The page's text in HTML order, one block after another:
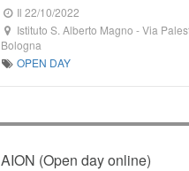
Il 22/10/2022
Istituto S. Alberto Magno -Via
Bologna
OPEN DAY
AION (Open day online)